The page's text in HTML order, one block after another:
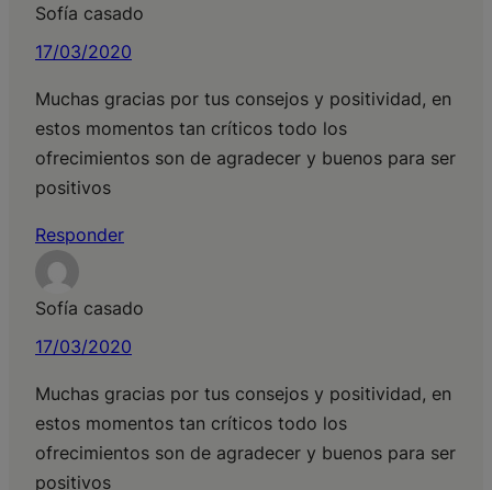
Sofía casado
17/03/2020
Muchas gracias por tus consejos y positividad, en
estos momentos tan críticos todo los
ofrecimientos son de agradecer y buenos para ser
positivos
Responder
Sofía casado
17/03/2020
Muchas gracias por tus consejos y positividad, en
estos momentos tan críticos todo los
ofrecimientos son de agradecer y buenos para ser
positivos